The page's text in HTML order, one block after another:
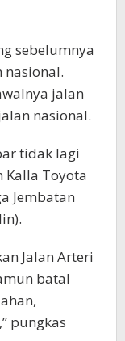
sebelumnya
jalan
nasional.
tidak lagi
Toyota
Jembatan
Jalan Arteri
batal
pungkas